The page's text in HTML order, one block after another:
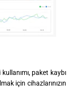
paket kaybı
için cihazlarınızın